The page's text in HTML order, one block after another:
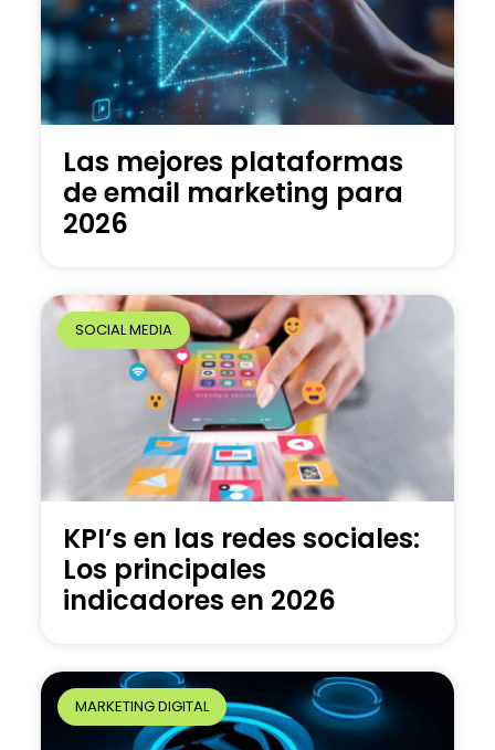
Las mejores plataformas
de email marketing para
2026
SOCIAL MEDIA
KPI’s en las redes sociales:
Los principales
indicadores en 2026
MARKETING DIGITAL